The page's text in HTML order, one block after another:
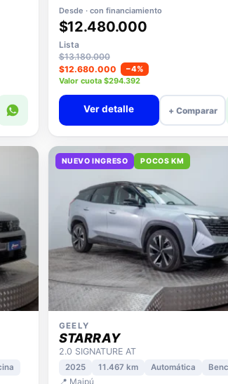
📍 Irarrázaval
Desde · con financiamiento
$12.480.000
Lista
$13.180.000
$12.680.000
−4%
Valor cuota $294.392
Ver detalle + Comparar
GEELY
STARRAY
2.0 SIGNATURE AT
2025